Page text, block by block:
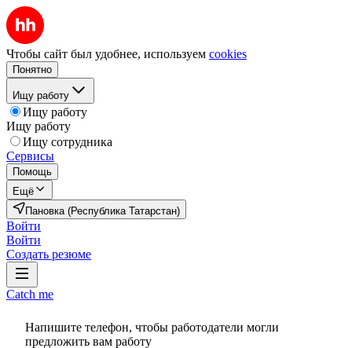
Чтобы сайт был удобнее, используем cookies
Понятно
Ищу работу
Ищу работу
Ищу работу
Ищу сотрудника
Сервисы
Помощь
Ещё
Пановка (Республика Татарстан)
Войти
Войти
Создать резюме
Catch me
Напишите телефон, чтобы работодатели могли
предложить вам работу